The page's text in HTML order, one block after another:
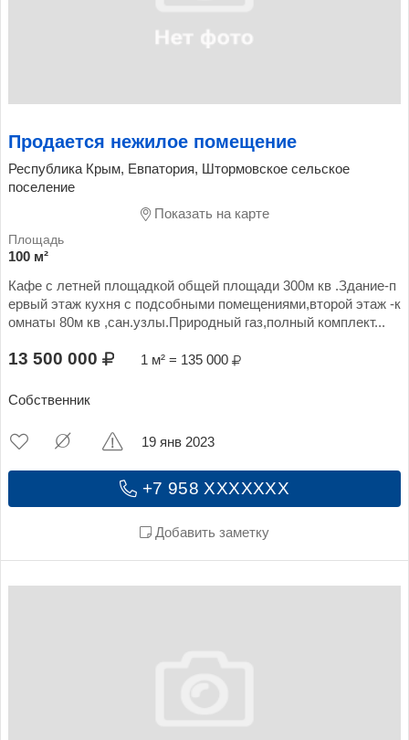
Продается нежилое помещение
Республика Крым, Евпатория, Штормовское сельское
поселение
Показать на карте
100 м²
Кафе с летней площадкой общей площади 300м кв .Здание-п
ервый этаж кухня с подсобными помещениями,второй этаж -к
омнаты 80м кв ,сан.узлы.Природный газ,полный комплект...
13 500 000 1 м² = 135 000
Собственник
+7 958 XXXXXXX
Добавить заметку
19 янв 2023